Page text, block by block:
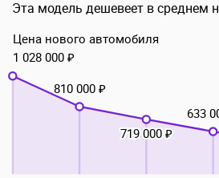
Эта модель дешевеет в среднем
Цена нового автомобиля
1 028 000 ₽
810 000 ₽
719 000 ₽
633